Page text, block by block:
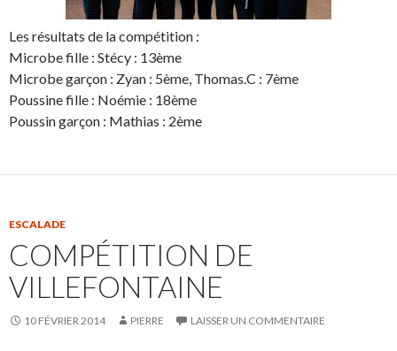
Les résultats de la compétition :
Microbe fille : Stécy : 13ème
Microbe garçon : Zyan : 5ème, Thomas.C : 7ème
Poussine fille : Noémie : 18ème
Poussin garçon : Mathias : 2ème
ESCALADE
COMPÉTITION DE
VILLEFONTAINE
10 FÉVRIER 2014 PIERRE LAISSER UN COMMENTAIRE